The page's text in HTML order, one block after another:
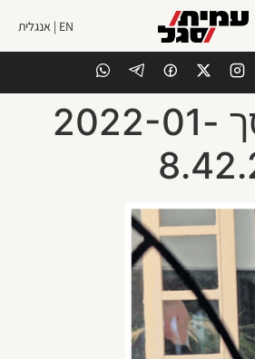
EN | אנגלית
צילום מסך 2022-01-